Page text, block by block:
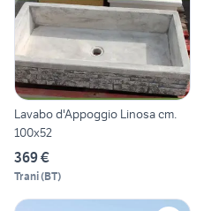
Lavabo d'Appoggio Linosa cm.
100x52
369 €
Trani(BT)